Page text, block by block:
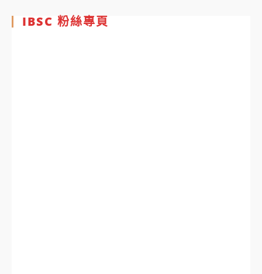
IBSC 粉絲專頁